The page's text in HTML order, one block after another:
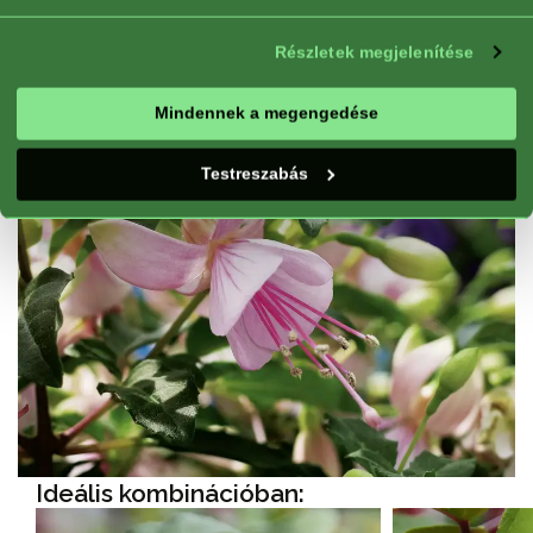
Részletek megjelenítése
Mindennek a megengedése
Testreszabás
Jó valamire:Edény, Virágágy
Folyamatos virágzás
Ideális kombinációban: